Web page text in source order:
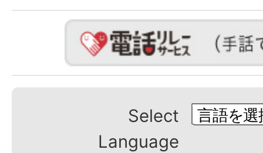
Select
Language